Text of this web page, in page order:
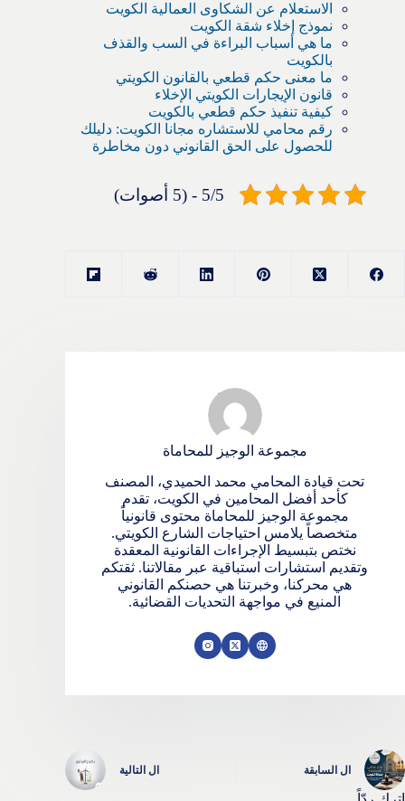
الاستعلام عن الشكاوى العمالية الكويت
نموذج إخلاء شقة الكويت
ما هي أسباب البراءة في السب والقذف
بالكويت
ما معنى حكم قطعي بالقانون الكويتي
قانون الإيجارات الكويتي الإخلاء
كيفية تنفيذ حكم قطعي بالكويت
رقم محامي للاستشاره مجانا الكويت: دليلك
للحصول على الحق القانوني دون مخاطرة
5/5 - (5 أصوات)
مجموعة الوجيز للمحاماة
تحت قيادة المحامي محمد الحميدي، المصنف
كأحد أفضل المحامين في الكويت، تقدم
مجموعة الوجيز للمحاماة محتوى قانونياً
متخصصاً يلامس احتياجات الشارع الكويتي.
نختص بتبسيط الإجراءات القانونية المعقدة
وتقديم استشارات استباقية عبر مقالاتنا. ثقتكم
هي محركنا، وخبرتنا هي حصنكم القانوني
المنيع في مواجهة التحديات القضائية.
ال السابقة ال التالية